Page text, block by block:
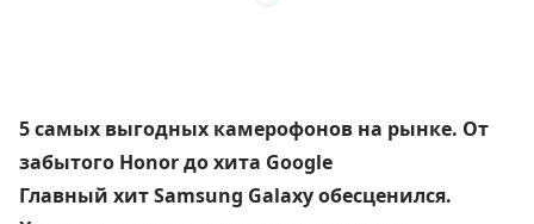
5 самых выгодных камерофонов на рынке. От
забытого Honor до хита Google
Главный хит Samsung Galaxy обесценился.